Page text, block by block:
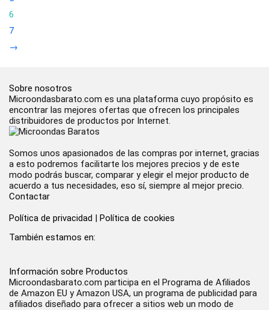
6
7
→
Sobre nosotros
Microondasbarato.com es una plataforma cuyo propósito es
encontrar las mejores ofertas que ofrecen los principales
distribuidores de productos por Internet.
Somos unos apasionados de las compras por internet, gracias
a esto podremos facilitarte los mejores precios y de este
modo podrás buscar, comparar y elegir el mejor producto de
acuerdo a tus necesidades, eso sí, siempre al mejor precio.
Contactar
Política de privacidad | Política de cookies
También estamos en:
Información sobre Productos
Microondasbarato.com participa en el Programa de Afiliados
de Amazon EU y Amazon USA, un programa de publicidad para
afiliados diseñado para ofrecer a sitios web un modo de